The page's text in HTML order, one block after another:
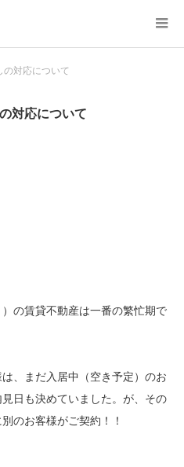
の対応について
対応について
の賃貸不動産は一番の繁忙期で
、まだ入居中（空き予定）のお
日も決めていました。が、その
のお客様がご契約！！